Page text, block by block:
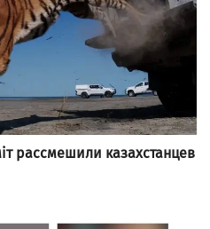
рассмешили казахстанцев